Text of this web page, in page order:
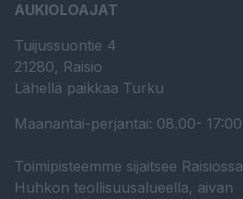
AUKIOLOAJAT
Tuijussuontie 4
21280, Raisio
Lähellä paikkaa Turku
Maanantai-perjantai: 08.00- 17:00
Toimipisteemme sijaitsee Raisiossa
Huhkon teollisuusalueella, aivan